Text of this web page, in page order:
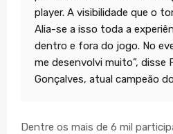
player. A visibilidade que o
Alia-se a isso toda a
dentro e fora do jogo. No
me desenvolvi muito”, disse
Gonçalves, atual campeão
Dentre os mais de 6 mil